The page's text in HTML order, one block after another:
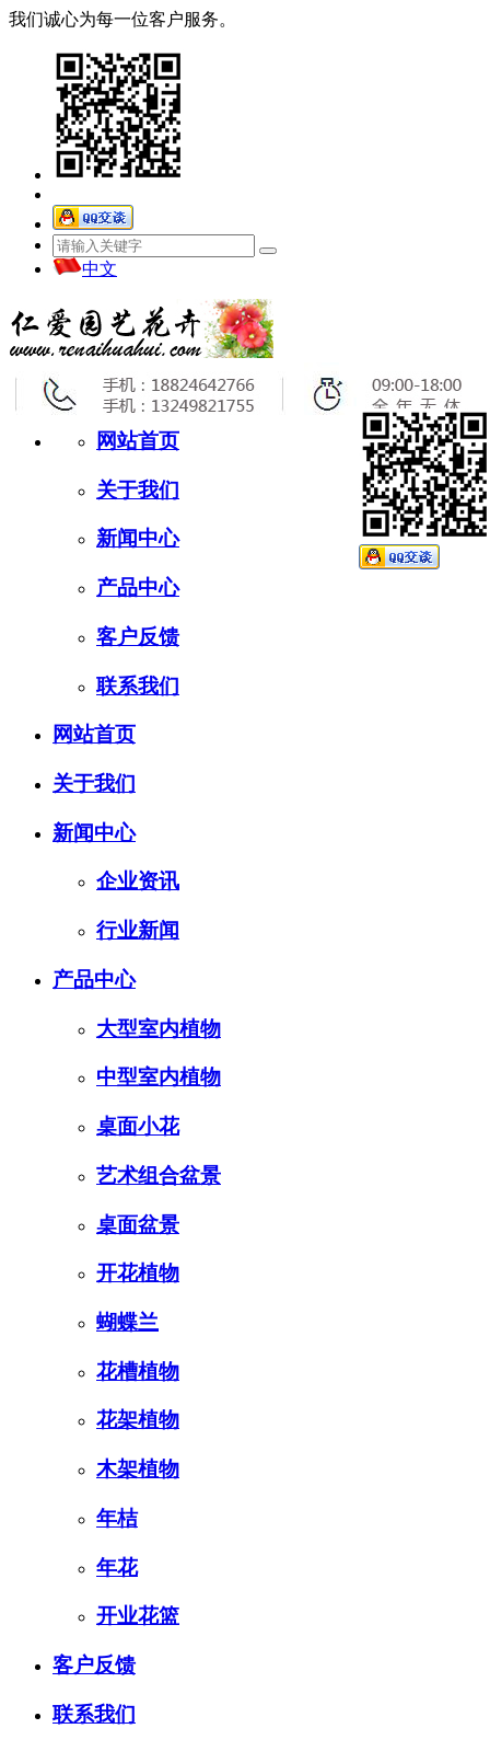
我们诚心为每一位客户服务。
中文
网站首页
关于我们
新闻中心
产品中心
客户反馈
联系我们
网站首页
关于我们
新闻中心
企业资讯
行业新闻
产品中心
大型室内植物
中型室内植物
桌面小花
艺术组合盆景
桌面盆景
开花植物
蝴蝶兰
花槽植物
花架植物
木架植物
年桔
年花
开业花篮
客户反馈
联系我们